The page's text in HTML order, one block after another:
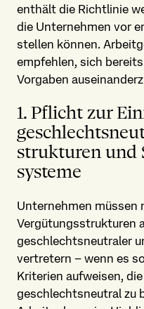
enthält die Richtlinie
die Unternehmen vor
stellen können.
empfehlen, sich
Vorgaben
1. Pflicht zur
strukturen und
systeme
Unternehmen müssen
Vergütungs­strukturen
geschlechts­neutraler
vertretern – wenn es
Kriterien aufweisen,
geschlechts­neutral zu